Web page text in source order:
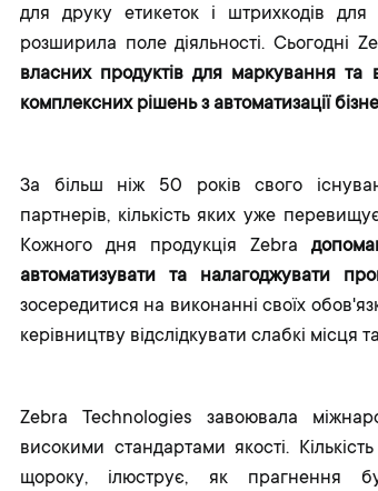
для друку етикеток і штрихкодів для
розширила поле діяльності. Сьогодні
власних продуктів для маркування та
комплексних рішень з автоматизації
За більш ніж 50 років свого
партнерів, кількість яких уже
Кожного дня продукція Zebra
автоматизувати та налагоджувати
зосередитися на виконанні своїх
керівництву відслідкувати слабкі
Zebra Technologies завоювала
високими стандартами якості.
щороку, ілюструє, як прагнення